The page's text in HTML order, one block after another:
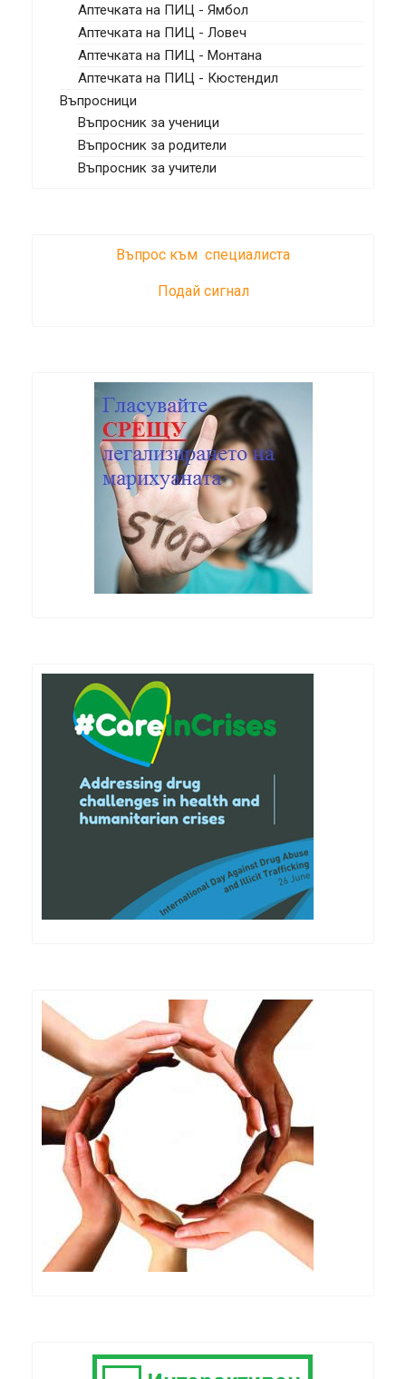
Аптечката на ПИЦ - Ямбол
Аптечката на ПИЦ - Ловеч
Аптечката на ПИЦ - Монтана
Аптечката на ПИЦ - Кюстендил
Въпросници
Въпросник за ученици
Въпросник за родители
Въпросник за учители
Въпрос към специалиста
Подай сигнал